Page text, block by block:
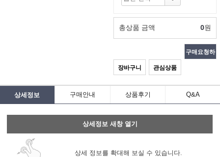
총상품 금액 0원
장바구니 관심상품
구매요청하
상세정보 구매안내 상품후기 Q&A
상세정보 새창 열기
상세 정보를 확대해 보실 수 있습니다.